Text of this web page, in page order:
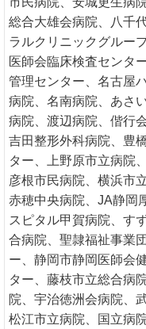
総合大雄会病院、八千
ラルクリニックグルー
医師会臨床検査センタ
管理センター、名古屋
病院、名南病院、あさ
病院、渡辺病院、偕行
吉田整形外科病院、豊
ター、上野原市立病院
彦根市民病院、横浜市
赤穂中央病院、JA静岡
スピタル甲賀病院、す
合病院、聖隷福祉事業
ー、静岡市静岡医師会
ター、藤枝市立総合病
院、宇治徳洲会病院、
松江市立病院、国立病